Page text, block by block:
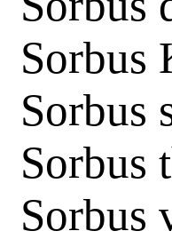
Sorbus
Sorbus
Sorbus